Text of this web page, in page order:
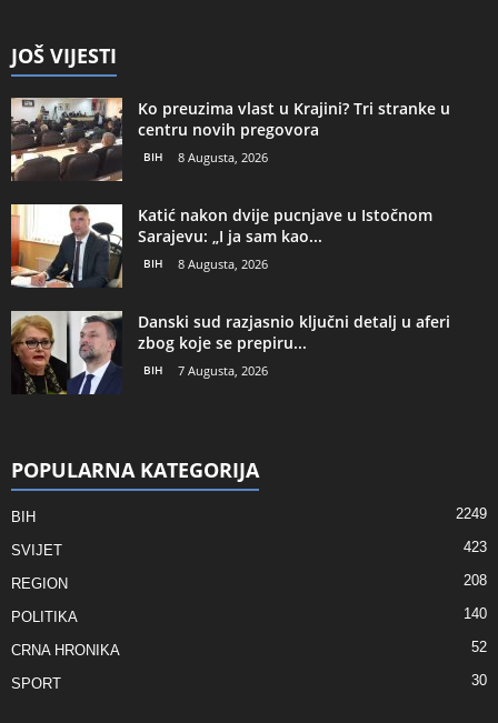
JOŠ VIJESTI
Ko preuzima vlast u Krajini? Tri stranke u
centru novih pregovora
BIH 8 Augusta, 2026
Katić nakon dvije pucnjave u Istočnom
Sarajevu: „I ja sam kao...
BIH 8 Augusta, 2026
Danski sud razjasnio ključni detalj u aferi
zbog koje se prepiru...
BIH 7 Augusta, 2026
POPULARNA KATEGORIJA
BIH 2249
SVIJET 423
REGION 208
POLITIKA 140
CRNA HRONIKA 52
SPORT 30